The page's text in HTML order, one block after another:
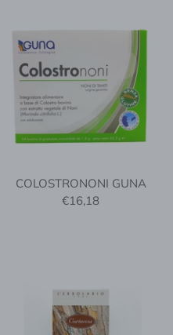
COLOSTRONONI GUNA
€16,18